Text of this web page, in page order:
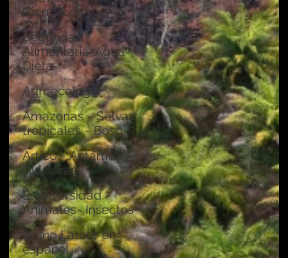
Científicos
Seguridad
Alimentaria-Agua-
Dieta
Agroecología
Amazonas - Selvas
tropicales - Bosq
Artico - Antártida -
Glaciares
Biodiversidad -
Animales- Insectos
Bruno Latour en
español